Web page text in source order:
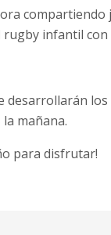
infantil
mañana.
para disfrutar!